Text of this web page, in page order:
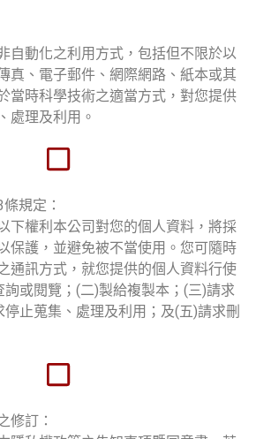
自動化之利用方式，包括但不限於以
真、電子郵件、網際網路、紙本或其
當時科學技術之適當方式，對您提供
處理及利用。
規定：
下權利本公司對您的個人資料，將採
保護，並避免被不當使用。您可隨時
通訊方式，就您提供的個人資料行使
或閱覽；(二)製給複製本；(三)請求
止蒐集、處理及利用；及(五)請求刪
修訂：